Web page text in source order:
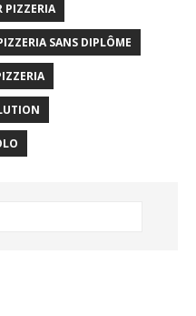
PIZZERIA
SANS DIPLÔME